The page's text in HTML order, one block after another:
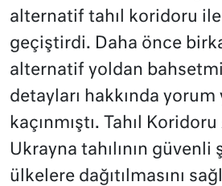
alternatif tahıl koridoru
geçiştirdi. Daha önce
alternatif yoldan
detayları hakkında
kaçınmıştı. Tahıl
Ukrayna tahılının güvenli
ülkelere dağıtılmasını